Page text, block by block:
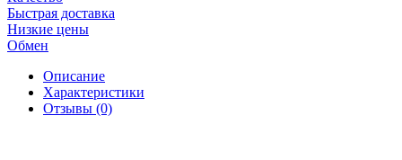
Быстрая доставка
Низкие цены
Обмен
Описание
Характеристики
Отзывы (0)